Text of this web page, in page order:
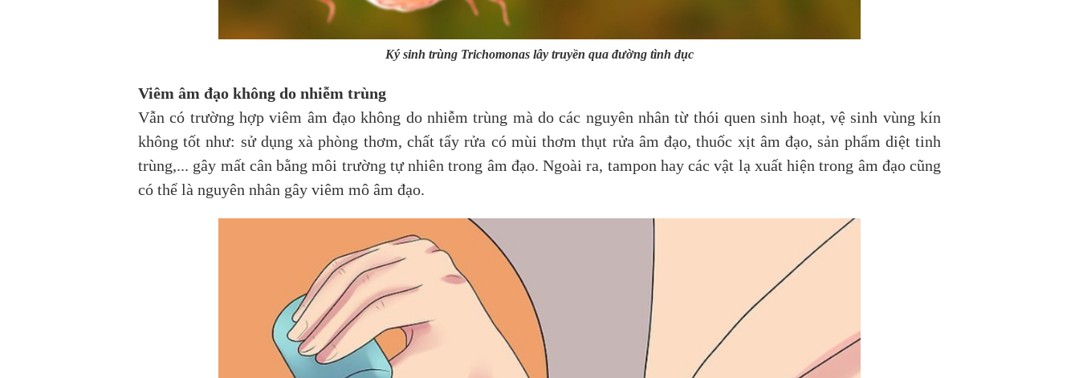
Ký sinh trùng Trichomonas lây truyền qua đường tình dục
Viêm âm đạo không do nhiễm trùng
Vẫn có trường hợp viêm âm đạo không do nhiễm trùng mà do các nguyên nhân từ thói quen sinh hoạt, vệ sinh vùng kín
không tốt như: sử dụng xà phòng thơm, chất tẩy rửa có mùi thơm thụt rửa âm đạo, thuốc xịt âm đạo, sản phẩm diệt tinh
trùng,... gây mất cân bằng môi trường tự nhiên trong âm đạo. Ngoài ra, tampon hay các vật lạ xuất hiện trong âm đạo cũng
có thể là nguyên nhân gây viêm mô âm đạo.